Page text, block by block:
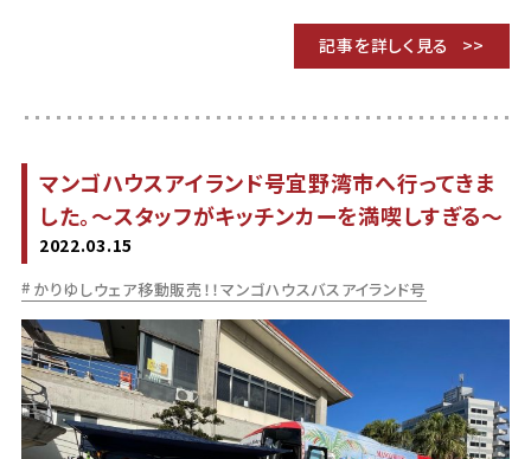
記事を詳しく見る
マンゴハウスアイランド号宜野湾市へ行ってきま
した。～スタッフがキッチンカーを満喫しすぎる～
2022.03.15
かりゆしウェア移動販売！！マンゴハウスバスアイランド号